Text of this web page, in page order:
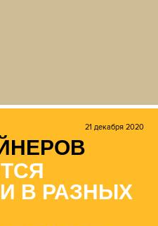
21 декабря 2020
В РАЗНЫХ